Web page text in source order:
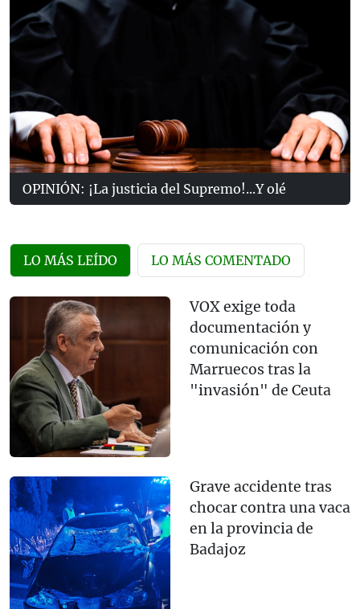
OPINIÓN: ¡La justicia del Supremo!...Y olé
LO MÁS LEÍDO LO MÁS COMENTADO
VOX exige toda
documentación y
comunicación con
Marruecos tras la
"invasión" de Ceuta
Grave accidente tras
chocar contra una vaca
en la provincia de
Badajoz